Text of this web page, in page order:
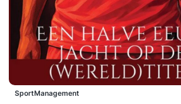
SportManagement